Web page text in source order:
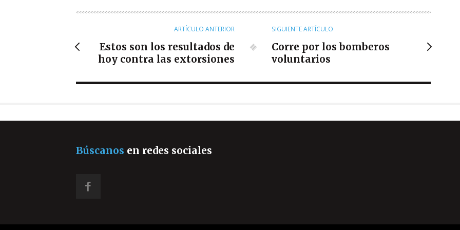
R
ARTÍCULO ANTERIOR
Estos son los resultados de
hoy contra las extorsiones
SIGUIENTE ARTÍCULO
Corre por los bomberos
voluntarios
Búscanos en redes sociales